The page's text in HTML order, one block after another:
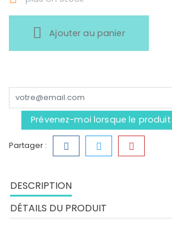
Ajouter au panier
Prévenez-moi lorsque le
Partager :
DESCRIPTION
DÉTAILS DU PRODUIT